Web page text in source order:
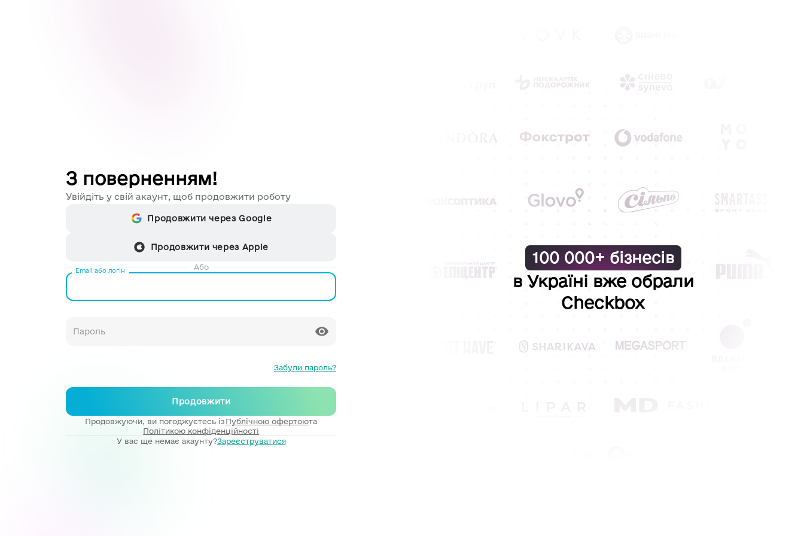
З поверненням!
Увійдіть у свій акаунт, щоб продовжити роботу
Продовжити через Google
Продовжити через Apple
Або
Email або логін
Забули пароль?
Продовжити
Продовжуючи, ви погоджуєтесь із Публічною офертоюта
Політикою конфіденційності
У вас ще немає акаунту?Зареєструватися
100 000+ бізнесів
в Україні вже обрали
Checkbox